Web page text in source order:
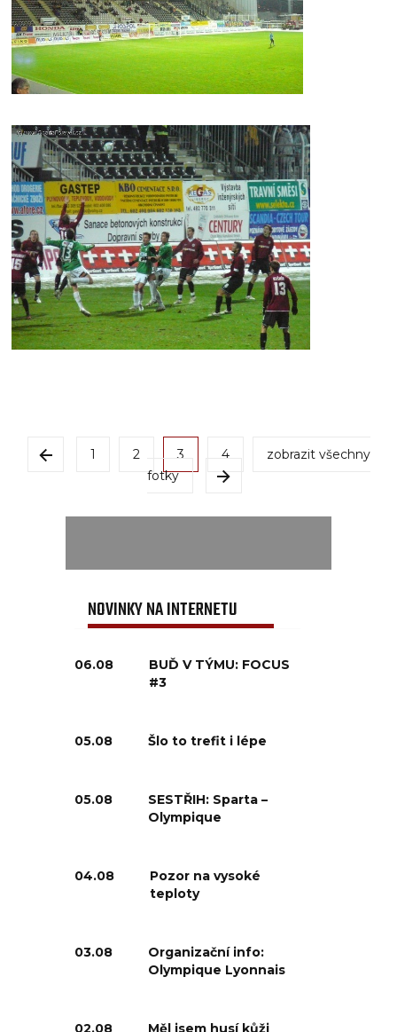
1 2 3 4
zobrazit všechny
fotky
NOVINKY NA INTERNETU
06.08
BUĎ V TÝMU: FOCUS
#3
05.08 Šlo to trefit i lépe
05.08
SESTŘIH: Sparta –
Olympique
04.08
Pozor na vysoké
teploty
03.08
Organizační info:
Olympique Lyonnais
02.08 Měl jsem husí kůži